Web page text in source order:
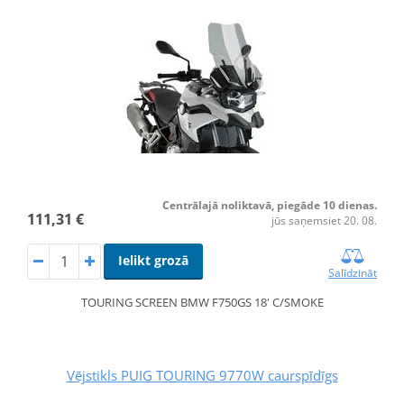
111,31 €
Centrālajā noliktavā, piegāde 10 dienas.
jūs saņemsiet 20. 08.
Ielikt grozā
Salīdzināt
TOURING SCREEN BMW F750GS 18' C/SMOKE
Vējstikls PUIG TOURING 9770W caurspīdīgs